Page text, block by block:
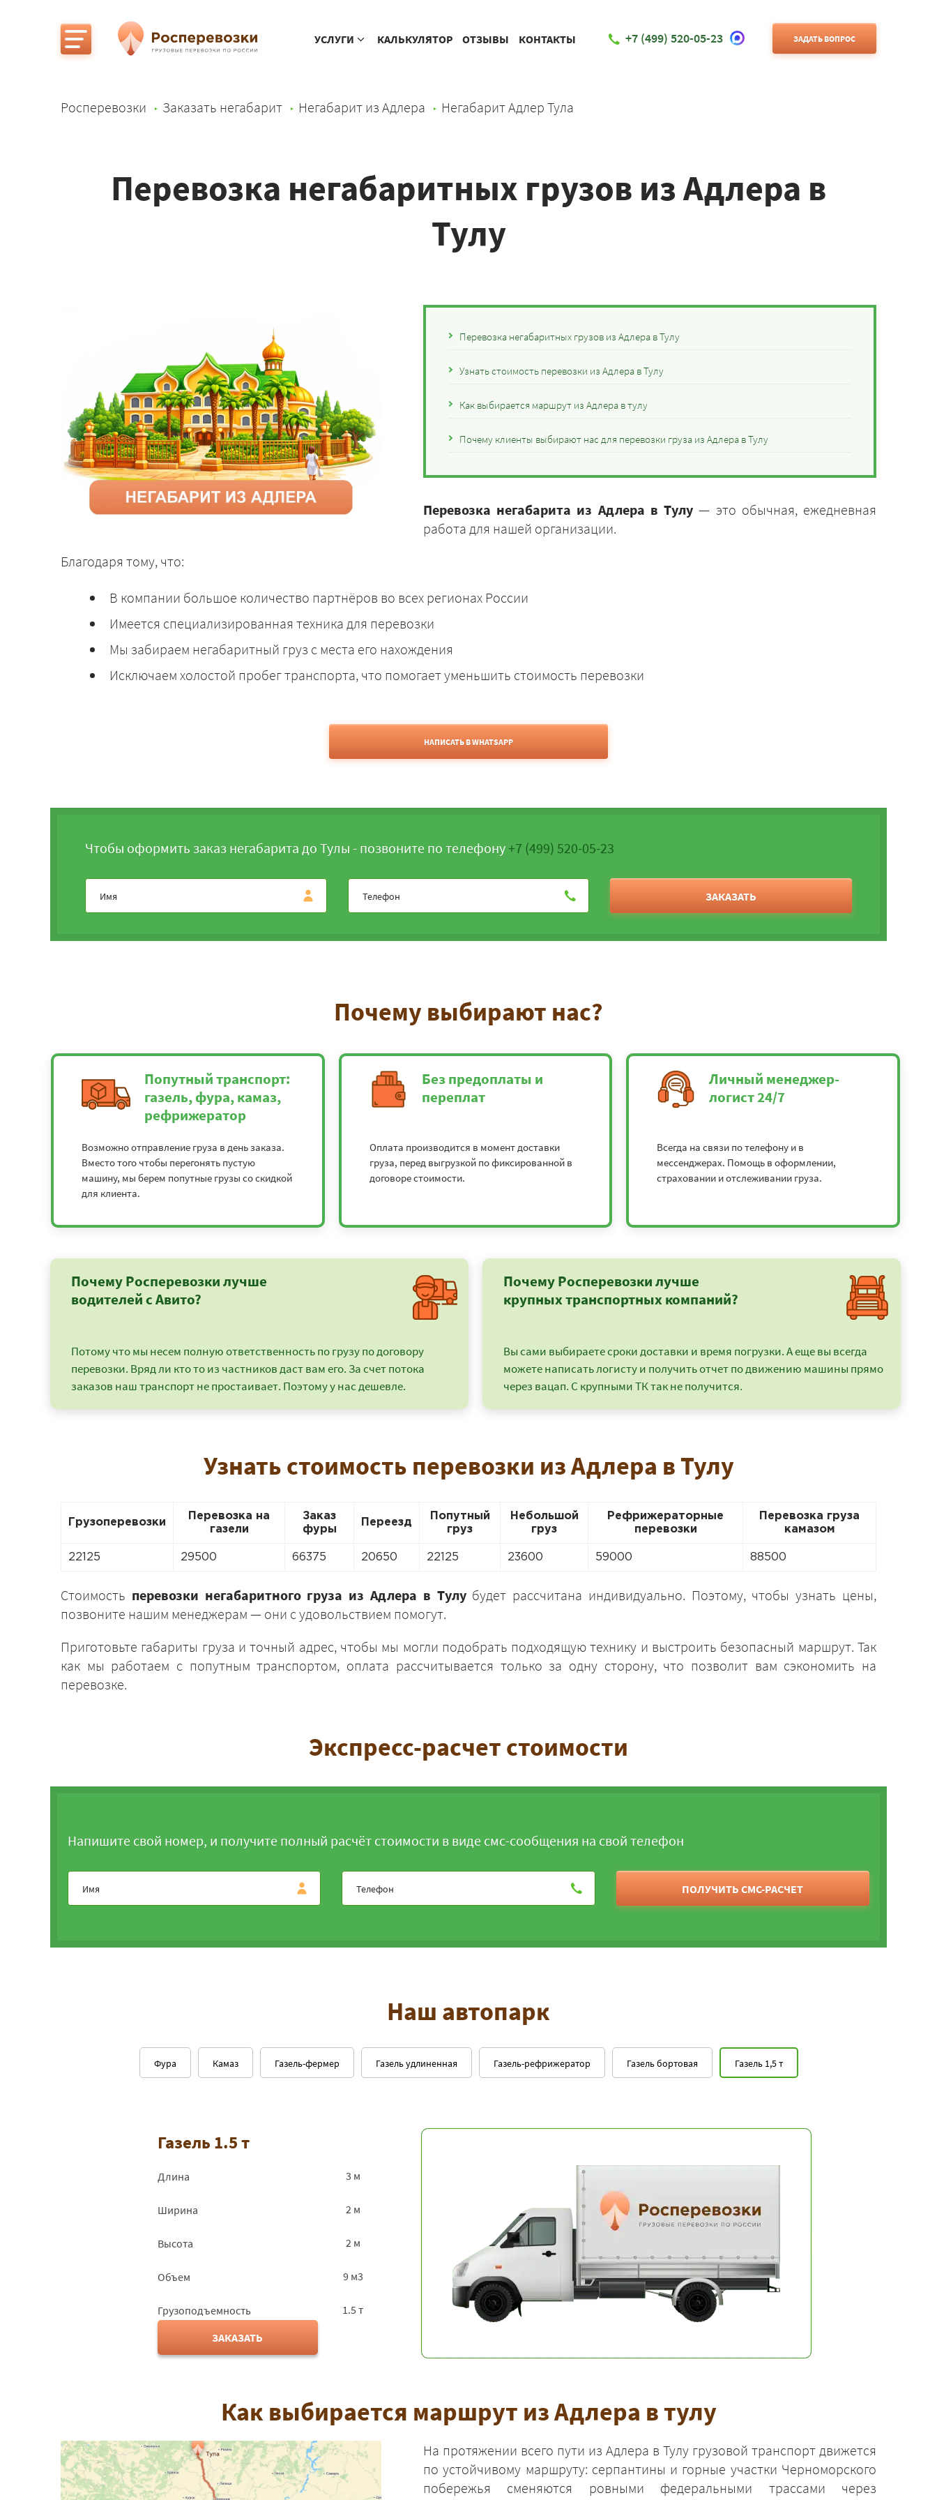
УСЛУГИ КАЛЬКУЛЯТОР ОТЗЫВЫ КОНТАКТЫ +7 (499) 520-05-23 ЗАДАТЬ ВОПРОС
Росперевозки Заказать негабарит Негабарит из Адлера Негабарит Адлер Тула
Перевозка негабаритных грузов из Адлера в
Тулу
Перевозка негабаритных грузов из Адлера в Тулу
Узнать стоимость перевозки из Адлера в Тулу
Как выбирается маршрут из Адлера в тулу
Почему клиенты выбирают нас для перевозки груза из Адлера в Тулу
Перевозка негабарита из Адлера в Тулу — это обычная, ежедневная
работа для нашей организации.
Благодаря тому, что:
В компании большое количество партнёров во всех регионах России
Имеется специализированная техника для перевозки
Мы забираем негабаритный груз с места его нахождения
Исключаем холостой пробег транспорта, что помогает уменьшить стоимость перевозки
НАПИСАТЬ В WHATSAPP
Чтобы оформить заказ негабарита до Тулы - позвоните по телефону+7 (499) 520-05-23
ЗАКАЗАТЬ
Почему выбирают нас?
Попутный транспорт:
газель, фура, камаз,
рефрижератор
Возможно отправление груза в день заказа.
Вместо того чтобы перегонять пустую
машину, мы берем попутные грузы со скидкой
для клиента.
Без предоплаты и
переплат
Оплата производится в момент доставки
груза, перед выгрузкой по фиксированной в
договоре стоимости.
Личный менеджер-
логист 24/7
Всегда на связи по телефону и в
мессенджерах. Помощь в оформлении,
страховании и отслеживании груза.
Почему Росперевозки лучше
водителей с Авито?
Потому что мы несем полную ответственность по грузу по договору
перевозки. Вряд ли кто то из частников даст вам его. За счет потока
заказов наш транспорт не простаивает. Поэтому у нас дешевле.
Почему Росперевозки лучше
крупных транспортных компаний?
Вы сами выбираете сроки доставки и время погрузки. А еще вы всегда
можете написать логисту и получить отчет по движению машины прямо
через вацап. С крупными ТК так не получится.
Узнать стоимость перевозки из Адлера в Тулу
Грузоперевозки
Перевозка на
газели
Заказ
фуры
Переезд
Попутный
груз
Небольшой
груз
Рефрижераторные
перевозки
Перевозка груза
камазом
22125 29500 66375 20650 22125 23600 59000 88500
Стоимость перевозки негабаритного груза из Адлера в Тулубудет рассчитана индивидуально. Поэтому, чтобы узнать цены,
позвоните нашим менеджерам — они с удовольствием помогут.
Приготовьте габариты груза и точный адрес, чтобы мы могли подобрать подходящую технику и выстроить безопасный маршрут. Так
как мы работаем с попутным транспортом, оплата рассчитывается только за одну сторону, что позволит вам сэкономить на
перевозке.
Экспресс-расчет стоимости
Напишите свой номер, и получите полный расчёт стоимости в виде смс-сообщения на свой телефон
ПОЛУЧИТЬ СМС-РАСЧЕТ
Наш автопарк
Газель 1,5 т
Газель удлиненная Газель бортовая
Газель-рефрижератор
Газель-фермер
Камаз
Фура
Газель 1.5 т
Длина 3 м
Ширина 2 м
Высота 2 м
Объем 9 м3
Грузоподъемность
1.5 т
ЗАКАЗАТЬ
Как выбирается маршрут из Адлера в тулу
На протяжении всего пути из Адлера в Тулу грузовой транспорт движется
по устойчивому маршруту: серпантины и горные участки Черноморского
побережья сменяются ровными федеральными трассами через
+7 (499) 520-05-23
ЗАКАЗАТЬ